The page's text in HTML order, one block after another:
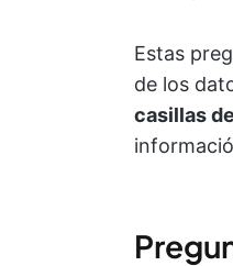
Estas
de los
casillas